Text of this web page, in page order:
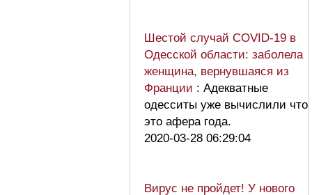
Шестой случай COVID-19 в
Одесской области: заболела
женщина, вернувшаяся из
Франции : Адекватные
одесситы уже вычислили что
это афера года.
2020-03-28 06:29:04
Вирус не пройдет! У нового